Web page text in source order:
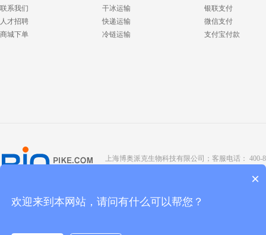
联系我们
人才招聘
商城下单
干冰运输
快递运输
冷链运输
银联支付
微信支付
支付宝付款
上海博奥派克生物科技有限公司；客服电话： 400-
京ICP备
×
欢迎来到本网站，请问有什么可以帮您？